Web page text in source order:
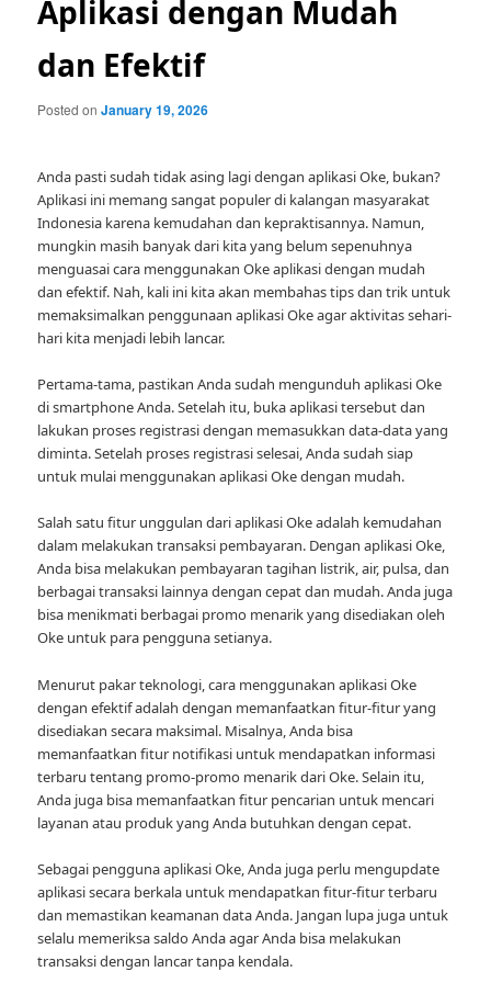
Aplikasi dengan Mudah
dan Efektif
Posted onJanuary 19, 2026
Anda pasti sudah tidak asing lagi dengan aplikasi Oke, bukan?
Aplikasi ini memang sangat populer di kalangan masyarakat
Indonesia karena kemudahan dan kepraktisannya. Namun,
mungkin masih banyak dari kita yang belum sepenuhnya
menguasai cara menggunakan Oke aplikasi dengan mudah
dan efektif. Nah, kali ini kita akan membahas tips dan trik untuk
memaksimalkan penggunaan aplikasi Oke agar aktivitas sehari-
hari kita menjadi lebih lancar.
Pertama-tama, pastikan Anda sudah mengunduh aplikasi Oke
di smartphone Anda. Setelah itu, buka aplikasi tersebut dan
lakukan proses registrasi dengan memasukkan data-data yang
diminta. Setelah proses registrasi selesai, Anda sudah siap
untuk mulai menggunakan aplikasi Oke dengan mudah.
Salah satu fitur unggulan dari aplikasi Oke adalah kemudahan
dalam melakukan transaksi pembayaran. Dengan aplikasi Oke,
Anda bisa melakukan pembayaran tagihan listrik, air, pulsa, dan
berbagai transaksi lainnya dengan cepat dan mudah. Anda juga
bisa menikmati berbagai promo menarik yang disediakan oleh
Oke untuk para pengguna setianya.
Menurut pakar teknologi, cara menggunakan aplikasi Oke
dengan efektif adalah dengan memanfaatkan fitur-fitur yang
disediakan secara maksimal. Misalnya, Anda bisa
memanfaatkan fitur notifikasi untuk mendapatkan informasi
terbaru tentang promo-promo menarik dari Oke. Selain itu,
Anda juga bisa memanfaatkan fitur pencarian untuk mencari
layanan atau produk yang Anda butuhkan dengan cepat.
Sebagai pengguna aplikasi Oke, Anda juga perlu mengupdate
aplikasi secara berkala untuk mendapatkan fitur-fitur terbaru
dan memastikan keamanan data Anda. Jangan lupa juga untuk
selalu memeriksa saldo Anda agar Anda bisa melakukan
transaksi dengan lancar tanpa kendala.